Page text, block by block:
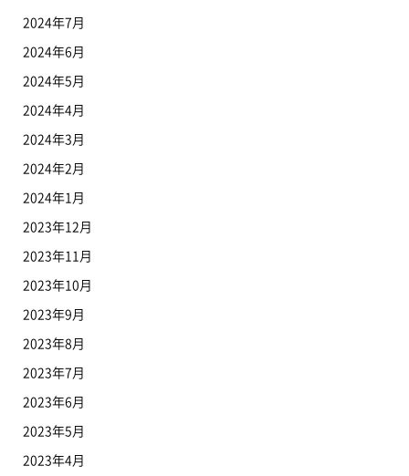
2024年7月
2024年6月
2024年5月
2024年4月
2024年3月
2024年2月
2024年1月
2023年12月
2023年11月
2023年10月
2023年9月
2023年8月
2023年7月
2023年6月
2023年5月
2023年4月